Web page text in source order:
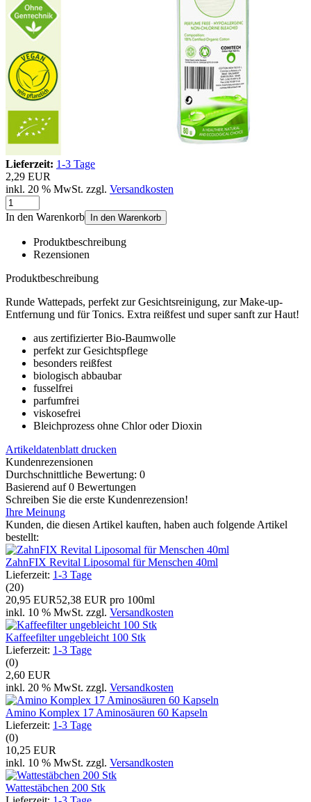
Lieferzeit: 1-3 Tage
2,29 EUR
inkl. 20 % MwSt. zzgl. Versandkosten
In den Warenkorb In den Warenkorb
Produktbeschreibung
Rezensionen
Produktbeschreibung
Runde Wattepads, perfekt zur Gesichtsreinigung, zur Make-up-
Entfernung und für Tonics. Extra reißfest und super sanft zur Haut!
aus zertifizierter Bio-Baumwolle
perfekt zur Gesichtspflege
besonders reißfest
biologisch abbaubar
fusselfrei
parfumfrei
viskosefrei
Bleichprozess ohne Chlor oder Dioxin
Artikeldatenblatt drucken
Kundenrezensionen
Durchschnittliche Bewertung: 0
Basierend auf 0 Bewertungen
Schreiben Sie die erste Kundenrezension!
Ihre Meinung
Kunden, die diesen Artikel kauften, haben auch folgende Artikel
bestellt:
ZahnFIX Revital Liposomal für Menschen 40ml
Lieferzeit: 1-3 Tage
(20)
20,95 EUR52,38 EUR pro 100ml
inkl. 10 % MwSt. zzgl. Versandkosten
Kaffeefilter ungebleicht 100 Stk
Lieferzeit: 1-3 Tage
(0)
2,60 EUR
inkl. 20 % MwSt. zzgl. Versandkosten
Amino Komplex 17 Aminosäuren 60 Kapseln
Lieferzeit: 1-3 Tage
(0)
10,25 EUR
inkl. 10 % MwSt. zzgl. Versandkosten
Wattestäbchen 200 Stk